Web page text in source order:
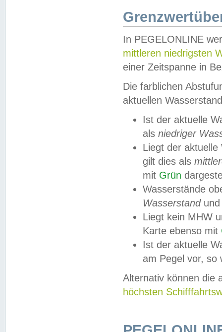
In PEGELONLINE
mittleren niedrigsten
einer Zeitspanne in
Die farblichen
aktuellen
Ist der aktuelle
als niedriger
Liegt der
gilt dies als
mit Grün
Wasserstände
Wasserstandund
Liegt kein MHW
Karte ebenso mit
Ist der aktuelle
am Pegel vor,
Alternativ können die
höchsten